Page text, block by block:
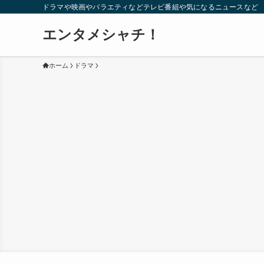
ドラマや映画やバラエティなどテレビ番組や気になるニュースなど
エンタメシャチ！
ホーム ドラマ